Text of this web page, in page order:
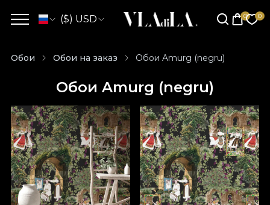
($) USD
Обои Обои на заказ Обои Amurg (negru)
Обои Amurg (negru)